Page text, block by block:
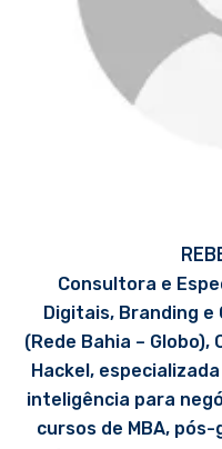
Consultora e
Digitais, Branding
(Rede Bahia –
Hackel,
inteligência para
cursos de MBA,